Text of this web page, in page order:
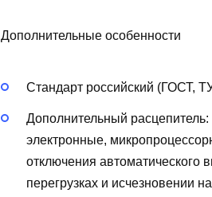
Дополнительные особенности
Стандарт российский (ГОСТ,
Дополнительный расцепитель:
электронные,
отключения автоматического
перегрузках и исчезновении